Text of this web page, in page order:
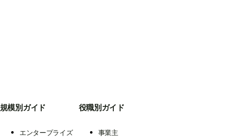
規模別ガイド
エンタープライズ
役職別ガイド
事業主